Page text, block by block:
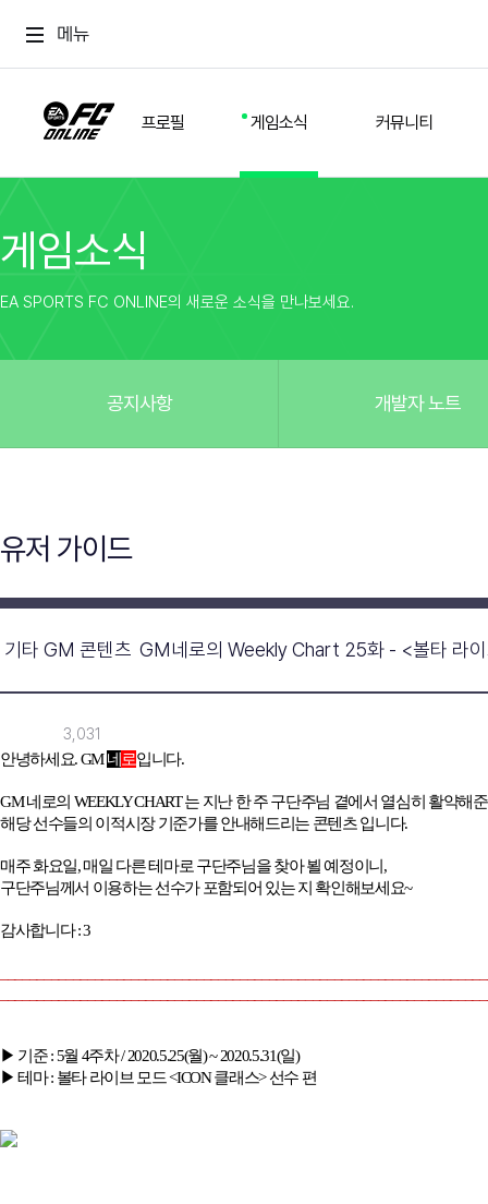
메뉴
프로필 게임소식 커뮤니티
스쿼드
경기 기록
커뮤니티
방명록
설정
업데이트
유저 가이드
게임 플레이 버그 제보
게임소식
EA SPORTS FC ONLINE의 새로운 소식을 만나보세요.
공지사항 개발자 노트
유저 가이드
기타 GM 콘텐츠 GM네로의 Weekly Chart 25화 - <볼타 라
3,031
안녕하세요. GM네 로입니다.
GM네로의 WEEKLY CHART는 지난 한 주 구단주님 곁에서 열심히 활약해준
해당 선수들의 이적시장 기준가를 안내해드리는 콘텐츠 입니다.
매주 화요일,매일 다른 테마로 구단주님을 찾아 뵐 예정이니 ,
구단주님께서 이용하는 선수가 포함되어 있는 지 확인해보세요~
감사합니다 : 3
▶ 기준: 5월 4주차/ 2020.5.25(월) ~ 2020.5.31(일)
▶ 테마: 볼타 라이브 모드 <ICON 클래스> 선수 편